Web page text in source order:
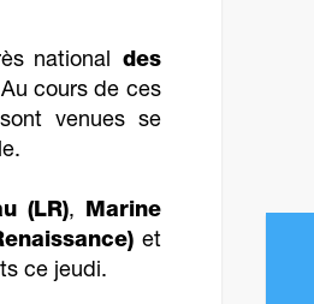
national des
cours de ces
venues se
(LR), Marine
et
ce jeudi.